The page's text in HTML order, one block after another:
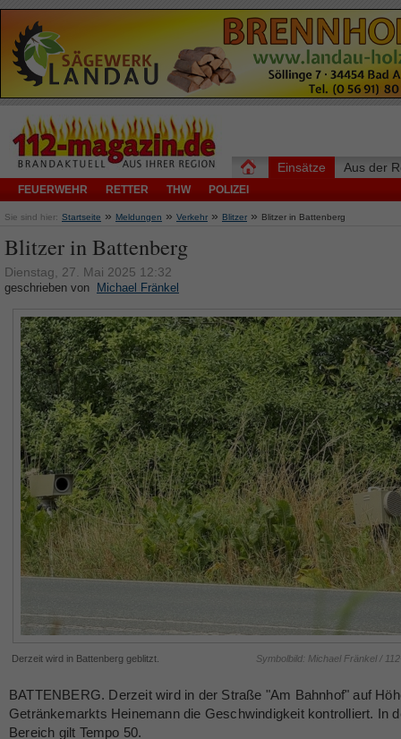
Einsätze
FEUERWEHR RETTER THW POLIZEI
Aus der
Sie sind hier: Startseite » Meldungen » Verkehr » Blitzer » Blitzer in Battenberg
Blitzer in Battenberg
Dienstag, 27. Mai 2025 12:32
geschrieben von Michael Fränkel
Derzeit wird in Battenberg geblitzt. Symbolbild: Michael Fränkel /
BATTENBERG. Derzeit wird in der Straße "Am Bahnhof" auf
Getränkemarkts Heinemann die Geschwindigkeit kontrolliert. In
Bereich gilt Tempo 50.